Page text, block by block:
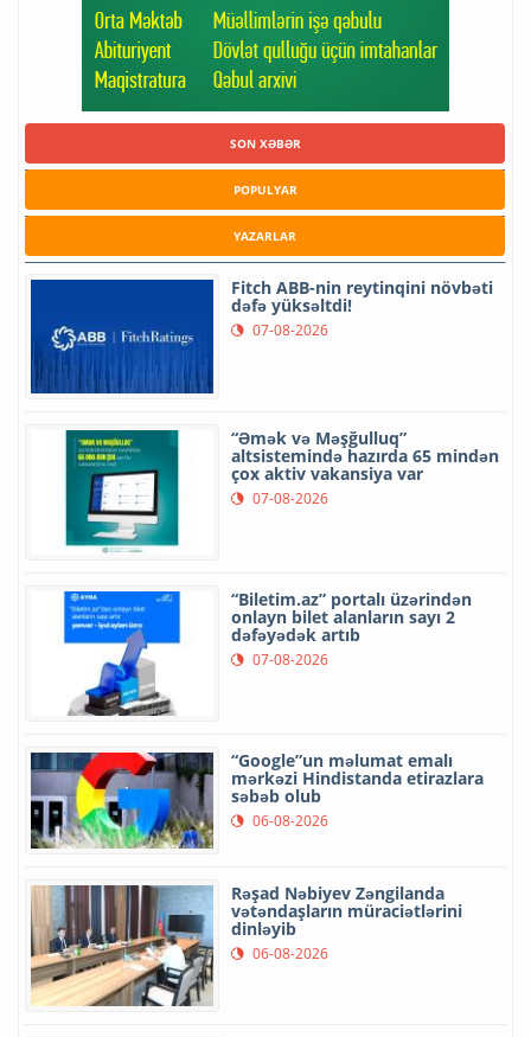
SON XƏBƏR
POPULYAR
YAZARLAR
Fitch ABB-nin reytinqini növbəti
dəfə yüksəltdi!
07-08-2026
“Əmək və Məşğulluq”
altsistemində hazırda 65 mindən
çox aktiv vakansiya var
07-08-2026
“Biletim.az” portalı üzərindən
onlayn bilet alanların sayı 2
dəfəyədək artıb
07-08-2026
“Google”un məlumat emalı
mərkəzi Hindistanda etirazlara
səbəb olub
06-08-2026
Rəşad Nəbiyev Zəngilanda
vətəndaşların müraciətlərini
dinləyib
06-08-2026